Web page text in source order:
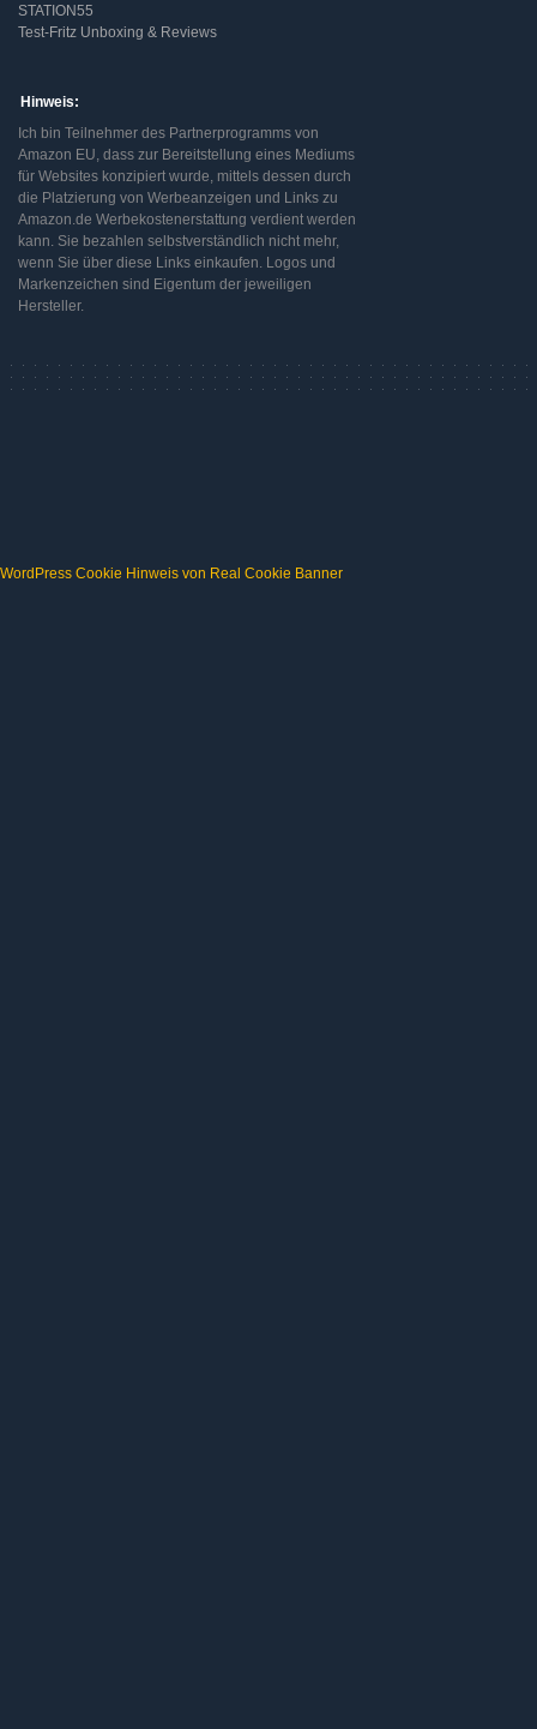
STATION55
Test-Fritz Unboxing & Reviews
Hinweis:
Ich bin Teilnehmer des Partnerprogramms von
Amazon EU, dass zur Bereitstellung eines Mediums
für Websites konzipiert wurde, mittels dessen durch
die Platzierung von Werbeanzeigen und Links zu
Amazon.de Werbekostenerstattung verdient werden
kann. Sie bezahlen selbstverständlich nicht mehr,
wenn Sie über diese Links einkaufen. Logos und
Markenzeichen sind Eigentum der jeweiligen
Hersteller.
WordPress Cookie Hinweis von Real Cookie Banner